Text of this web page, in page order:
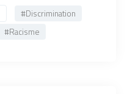
#Discrimination
#Racisme